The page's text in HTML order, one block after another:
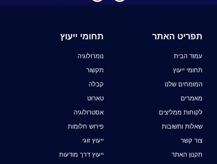
תפריט האתר
עמוד הבית
תחומי ייעוץ
המומחים שלנו
מאמרים
לקוחות ממליצים
שאלות ותשובות
צור קשר
תקנון האתר
תחומי ייעוץ
נומרולוגיה
תקשור
קבלה
טארוט
אסטרולוגיה
פירוש חלומות
ייעוץ זוגי
ייעוץ דרך מודעות